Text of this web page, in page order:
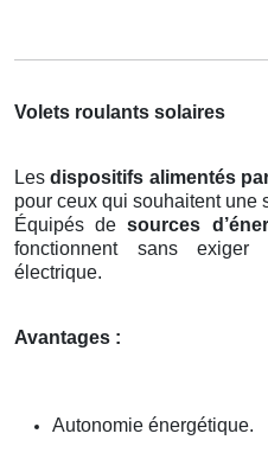
Volets roulants solaires
Lesdispositifs alimentés
pour ceux qui souhaitent une
Équipés desources
fonctionnent sans
électrique.
Avantages :
Autonomie énergétique.